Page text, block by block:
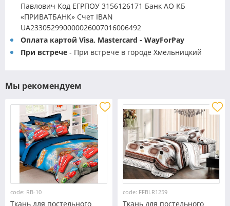
Павлович Код ЕГРПОУ 3156126171 Банк АО КБ
«ПРИВАТБАНК» Счет IBAN
UA233052990000026007016006492
Оплата картой Visa, Mastercard - WayForPay
При встрече - При встрече в городе Хмельницкий
Мы рекомендуем
code: RB-10
Ткань для постельного
code: FFBLR1259
Ткань для постельного